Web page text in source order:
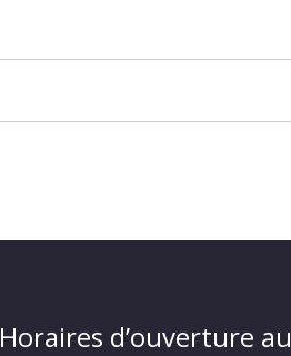
Horaires d’ouverture au